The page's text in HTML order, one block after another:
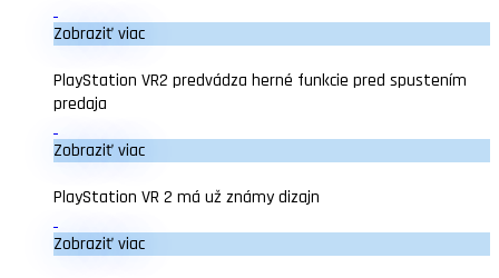
Zobraziť viac
PlayStation VR2 predvádza herné funkcie pred spustením
predaja
Zobraziť viac
PlayStation VR 2 má už známy dizajn
Zobraziť viac